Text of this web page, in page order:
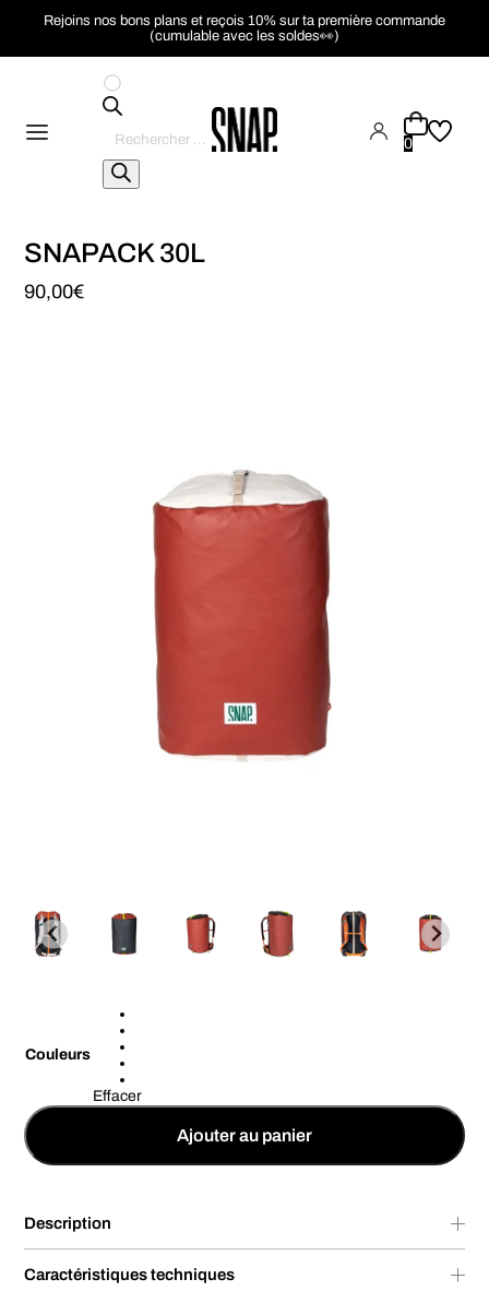
Rejoins nos bons plans et reçois 10% sur ta première commande
(cumulable avec les soldes👀)
de
produits
0
SNAPACK 30L
90,00€
Couleurs
Effacer
Ajouter au panier
Description
Caractéristiques techniques